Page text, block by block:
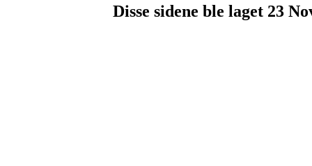
Disse sidene ble laget 23